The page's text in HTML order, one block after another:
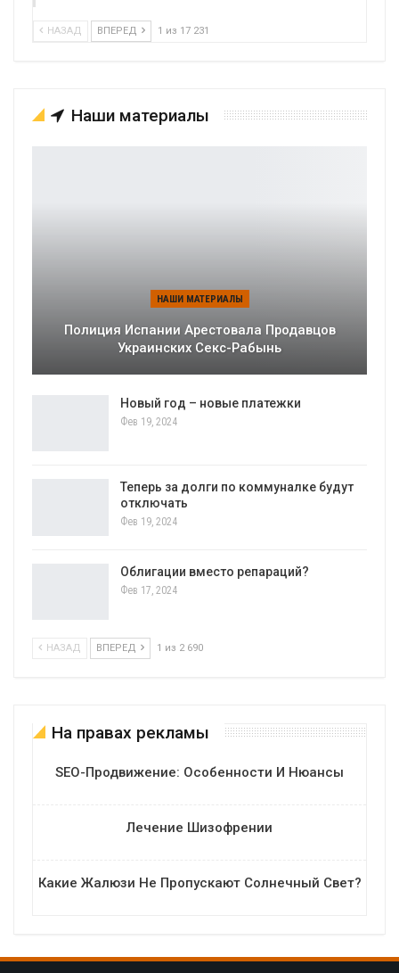
НАЗАД ВПЕРЕД 1 из 17 231
Наши материалы
НАШИ МАТЕРИАЛЫ
Полиция Испании Арестовала Продавцов
Украинских Секс-Рабынь
Новый год – новые платежки
Фев 19, 2024
Теперь за долги по коммуналке будут
отключать
Фев 19, 2024
Облигации вместо репараций?
Фев 17, 2024
НАЗАД ВПЕРЕД 1 из 2 690
На правах рекламы
SEO-Продвижение: Особенности И Нюансы
Лечение Шизофрении
Какие Жалюзи Не Пропускают Солнечный Свет?